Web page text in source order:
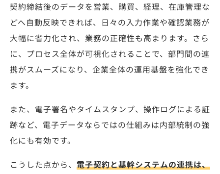
契約締結後のデータを営業、購買、経理、在庫管理な
どへ自動反映できれば、日々の入力作業や確認業務が
大幅に省力化され、業務の正確性も高まります。さら
に、プロセス全体が可視化されることで、部門間の連
携がスムーズになり、企業全体の運用基盤を強化でき
ます。
また、電子署名やタイムスタンプ、操作ログによる証
跡など、電子データならではの仕組みは内部統制の強
化にも有効です。
こうした点から、 電子契約と基幹システムの連携は、